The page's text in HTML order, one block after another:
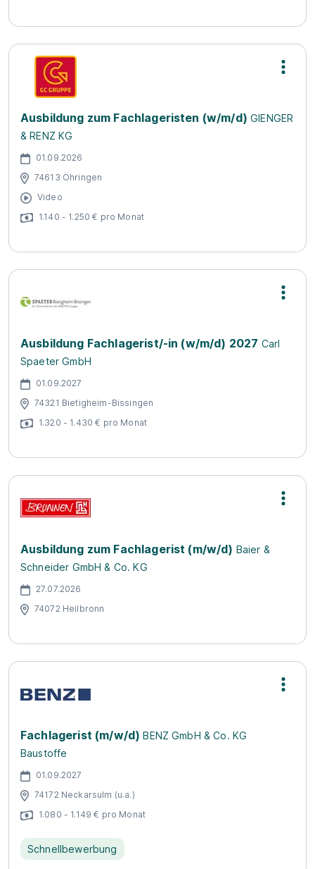
Ausbildung zum Fachlageristen (w/m/d) GIENGER
& RENZ KG
01.09.2026
74613 Öhringen
Video
1.140 - 1.250 € pro Monat
Ausbildung Fachlagerist/-in (w/m/d) 2027 Carl
Spaeter GmbH
01.09.2027
74321 Bietigheim-Bissingen
1.320 - 1.430 € pro Monat
Ausbildung zum Fachlagerist (m/w/d) Baier &
Schneider GmbH & Co. KG
27.07.2026
74072 Heilbronn
Fachlagerist (m/w/d) BENZ GmbH & Co. KG
Baustoffe
01.09.2027
74172 Neckarsulm (u.a.)
1.080 - 1.149 € pro Monat
Schnellbewerbung